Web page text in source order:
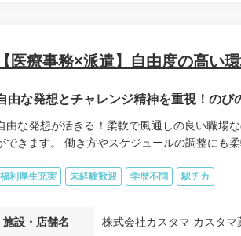
【医療事務×派遣】自由度の高い
由な発想とチャレンジ精神を重視！のび
由な発想が活きる！柔軟で風通しの良い職場
できます。 働き方やスケジュールの調整にも柔
福利厚生充実 未経験歓迎 学歴不問 駅チカ
施設・店舗名 株式会社カスタマ カスタ